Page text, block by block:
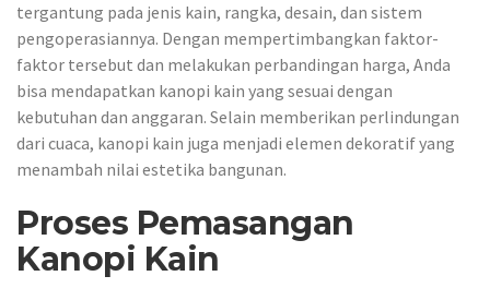
tergantung pada jenis kain, rangka, desain, dan sistem
pengoperasiannya. Dengan mempertimbangkan faktor-
faktor tersebut dan melakukan perbandingan harga, Anda
bisa mendapatkan kanopi kain yang sesuai dengan
kebutuhan dan anggaran. Selain memberikan perlindungan
dari cuaca, kanopi kain juga menjadi elemen dekoratif yang
menambah nilai estetika bangunan.
Proses Pemasangan
Kanopi Kain